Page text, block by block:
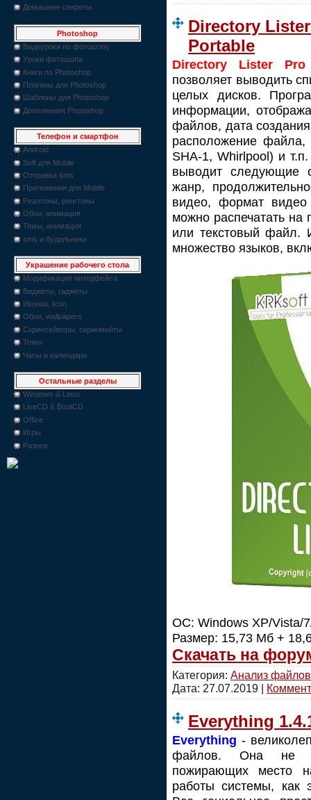
Домашние секреты
Photoshop
Видеуроки по фотошопу
Уроки фотошопа
Книги по Photoshop
Плагины для Photoshop
Шаблоны для Photoshop
Дополнения Photoshop
Телефон и смартфон
Android
Soft для Mobile
Отправка sms
Приложения для Mobile
Реалтоны, рингтоны
Обои, анимация
Темы, анимация
sms и будильники
Украшение рабочего стола
Модификация интерфейса
Виджеты, гаджеты
Иконки, Icon
Обои, wallpapers
Скринсейверы, скринмейты
Темы
Часы и календари
Остальные разделы
Windows & Linux
LiveCD & BootCD
Office
Игры
Разное
Directory
Portable
Directory Lister Pro
позволяет выводить
целых дисков.
информации,
файлов, дата
расположение
SHA-1, Whirlpool) и
выводит следующие
жанр,
видео, формат
можно распечатать на
или текстовый файл.
множество языков,
ОС: Windows XP/Vista/
Размер: 15,73 Мб +
Скачать на
Категория: Анализ файлов
Дата: 27.07.2019 |
Everything
Everything -
файлов. Она не
пожирающих место
работы системы, как